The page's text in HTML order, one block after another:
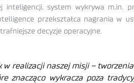
inteligencji, system wykrywa m.in.
przekształca nagrania w
decyzje operacyjne.
w realizacji naszej misji –
znacząco wykracza poza